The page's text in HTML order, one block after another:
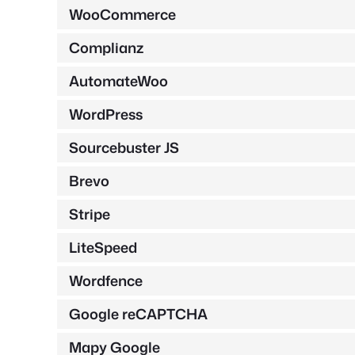
WooCommerce
Complianz
AutomateWoo
WordPress
Sourcebuster JS
Brevo
Stripe
LiteSpeed
Wordfence
Google reCAPTCHA
Mapy Google